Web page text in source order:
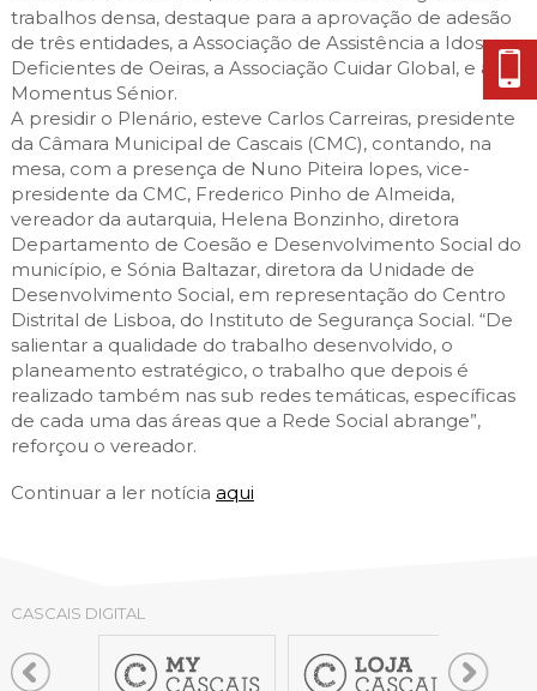
MAPA DO PORTAL
trabalhos densa, destaque para a aprovação de adesão
de três entidades, a Associação de Assistência a Idosos e
Deficientes de Oeiras, a Associação Cuidar Global, e a
Momentus Sénior.
A presidir o Plenário, esteve Carlos Carreiras, presidente
da Câmara Municipal de Cascais (CMC), contando, na
mesa, com a presença de Nuno Piteira lopes, vice-
presidente da CMC, Frederico Pinho de Almeida,
vereador da autarquia, Helena Bonzinho, diretora
Departamento de Coesão e Desenvolvimento Social do
município, e Sónia Baltazar, diretora da Unidade de
Desenvolvimento Social, em representação do Centro
Distrital de Lisboa, do Instituto de Segurança Social. “De
salientar a qualidade do trabalho desenvolvido, o
planeamento estratégico, o trabalho que depois é
realizado também nas sub redes temáticas, específicas
de cada uma das áreas que a Rede Social abrange”,
reforçou o vereador.
Continuar a ler notícia aqui
CASCAIS DIGITAL